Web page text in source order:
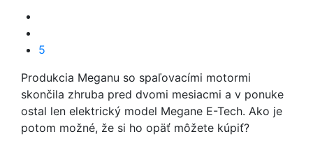
5
Produkcia Meganu so spaľovacími motormi
skončila zhruba pred dvomi mesiacmi a v ponuke
ostal len elektrický model Megane E-Tech. Ako je
potom možné, že si ho opäť môžete kúpiť?